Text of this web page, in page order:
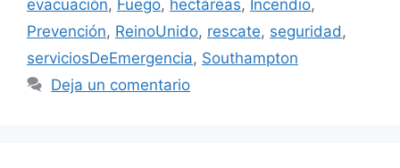
evacuación, Fuego, hectáreas, Incendio,
Prevención, ReinoUnido, rescate, seguridad ,
serviciosDeEmergencia, Southampton
Deja un comentario